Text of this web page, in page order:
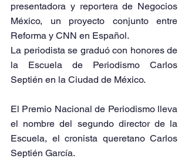
presentadora y reportera de Negocios
México, un proyecto conjunto entre
Reforma y CNN en Español.
La periodista se graduó con honores de
la Escuela de Periodismo Carlos
Septién en la Ciudad de México.
El Premio Nacional de Periodismo lleva
el nombre del segundo director de la
Escuela, el cronista queretano Carlos
Septién García.